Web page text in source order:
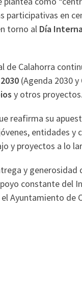
participativas en
torno al Día
de Calahorra
(Agenda 2030
y otros proyectos.
reafirma su
entidades y
y proyectos a lo
y
constante del
Ayuntamiento de